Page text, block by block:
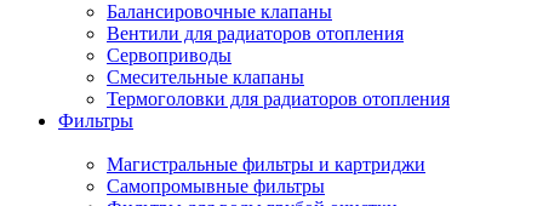
Балансировочные клапаны
Вентили для радиаторов отопления
Сервоприводы
Смесительные клапаны
Термоголовки для радиаторов отопления
Фильтры
Магистральные фильтры и картриджи
Самопромывные фильтры